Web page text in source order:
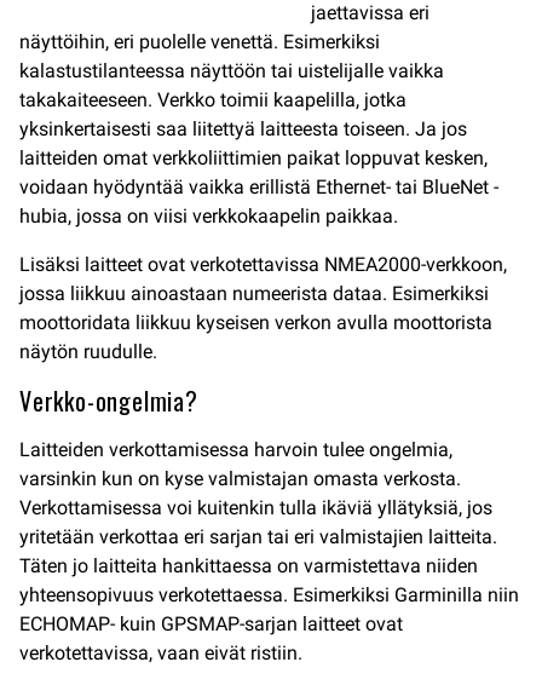
jaettavissa eri
näyttöihin, eri puolelle venettä. Esimerkiksi
kalastustilanteessa näyttöön tai uistelijalle vaikka
takakaiteeseen. Verkko toimii kaapelilla, jotka
yksinkertaisesti saa liitettyä laitteesta toiseen. Ja jos
laitteiden omat verkkoliittimien paikat loppuvat kesken,
voidaan hyödyntää vaikka erillistä Ethernet- tai BlueNet -
hubia, jossa on viisi verkkokaapelin paikkaa.
Lisäksi laitteet ovat verkotettavissa NMEA2000-verkkoon,
jossa liikkuu ainoastaan numeerista dataa. Esimerkiksi
moottoridata liikkuu kyseisen verkon avulla moottorista
näytön ruudulle.
Verkko-ongelmia?
Laitteiden verkottamisessa harvoin tulee ongelmia,
varsinkin kun on kyse valmistajan omasta verkosta.
Verkottamisessa voi kuitenkin tulla ikäviä yllätyksiä, jos
yritetään verkottaa eri sarjan tai eri valmistajien laitteita.
Täten jo laitteita hankittaessa on varmistettava niiden
yhteensopivuus verkotettaessa. Esimerkiksi Garminilla niin
ECHOMAP- kuin GPSMAP-sarjan laitteet ovat
verkotettavissa, vaan eivät ristiin.